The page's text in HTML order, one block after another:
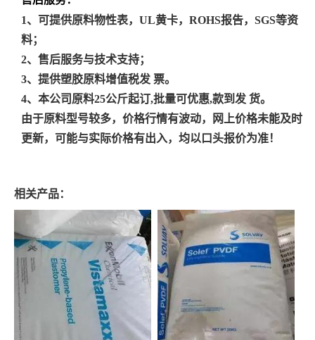
1、可提供原料物性表，UL黄卡，ROHS报告，SGS等资
料；
2、售后服务与技术支持；
3、提供塑胶原料增值税发 票。
4、本公司原料25公斤起订,批量可优惠,款到发 货。
由于原料型号较多，价格行情有波动，网上价格未能及时
更新，可能与实际价格有出入，均以口头报价为准！
相关产品：